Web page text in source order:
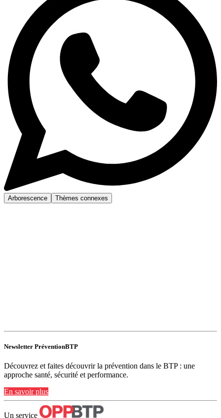
Arborescence Thèmes connexes
Newsletter PréventionBTP
Découvrez et faites découvrir la prévention dans le BTP : une
approche santé, sécurité et performance.
En savoir plus
Un service